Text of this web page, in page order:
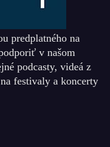
predplatného na
v našom
podcasty, videá z
festivaly a koncerty